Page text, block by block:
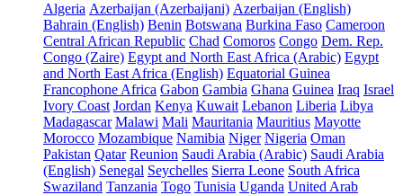
Algeria Azerbaijan (Azerbaijani) Azerbaijan (English)
Bahrain (English) Benin Botswana Burkina Faso Cameroon
Central African Republic Chad Comoros Congo Dem. Rep.
Congo (Zaire) Egypt and North East Africa (Arabic) Egypt
and North East Africa (English) Equatorial Guinea
Francophone Africa Gabon Gambia Ghana Guinea Iraq Israel
Ivory Coast Jordan Kenya Kuwait Lebanon Liberia Libya
Madagascar Malawi Mali Mauritania Mauritius Mayotte
Morocco Mozambique Namibia Niger Nigeria Oman
Pakistan Qatar Reunion Saudi Arabia (Arabic) Saudi Arabia
(English) Senegal Seychelles Sierra Leone South Africa
Swaziland Tanzania Togo Tunisia Uganda United Arab